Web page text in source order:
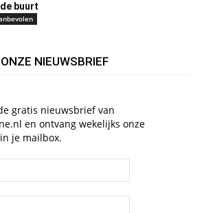
buurt
NIEUWSBRIEF
gratis nieuwsbrief van
en ontvang wekelijks onze
je mailbox.